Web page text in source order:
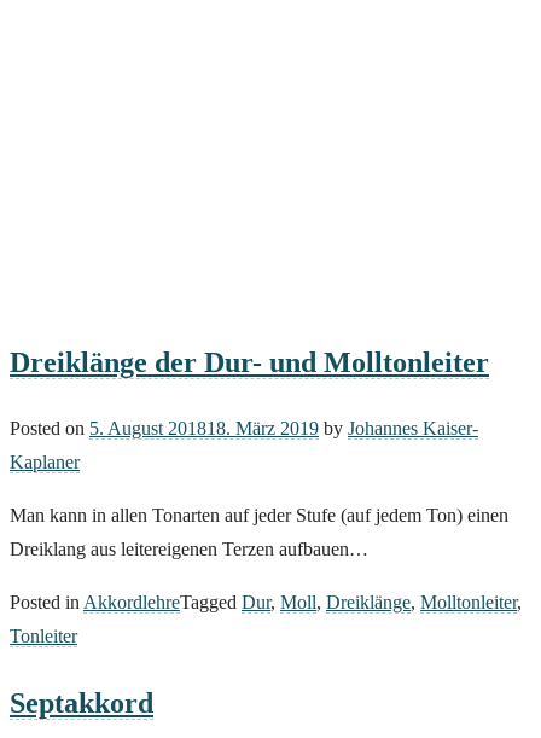
Dreiklänge der Dur- und Molltonleiter
Posted on 5. August 201818. März 2019 by Johannes Kaiser-
Kaplaner
Man kann in allen Tonarten auf jeder Stufe (auf jedem Ton) einen
Dreiklang aus leitereigenen Terzen aufbauen…
Posted in AkkordlehreTagged Dur, Moll, Dreiklänge, Molltonleiter,
Tonleiter
Septakkord